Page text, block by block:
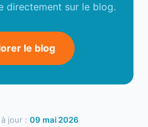
directement sur le blog.
le blog
jour : 09 mai 2026